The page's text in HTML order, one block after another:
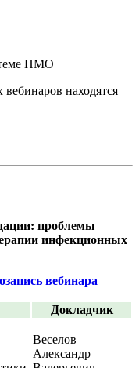
НМО
находятся
проблемы
инфекционных
вебинара
Докладчик
Веселов
Александр